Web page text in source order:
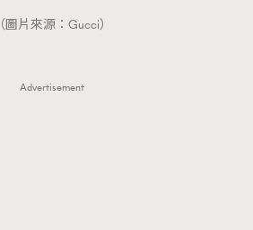
（圖片來源：Gucci）
Advertisement